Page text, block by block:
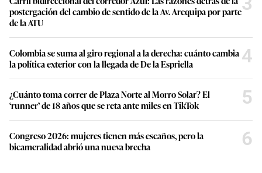
postergación del cambio de sentido de la Av. Arequipa por parte
de la ATU
Colombia se suma al giro regional a la derecha: cuánto cambia
la política exterior con la llegada de De la Espriella
4
¿Cuánto toma correr de Plaza Norte al Morro Solar? El
‘runner’ de 18 años que se reta ante miles en TikTok
5
Congreso 2026: mujeres tienen más escaños, pero la
bicameralidad abrió una nueva brecha
6